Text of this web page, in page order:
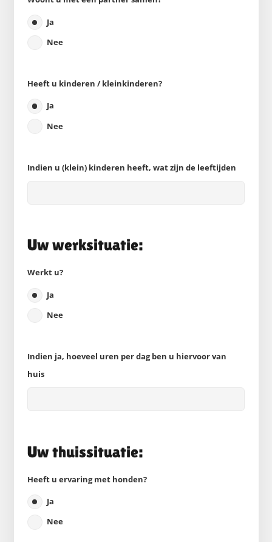
Ja
Nee
Heeft u kinderen / kleinkinderen?
Ja
Nee
Indien u (klein) kinderen heeft, wat zijn de leeftijden
Uw werksituatie:
Werkt u?
Ja
Nee
Indien ja, hoeveel uren per dag ben u hiervoor van
huis
Uw thuissituatie:
Heeft u ervaring met honden?
Ja
Nee